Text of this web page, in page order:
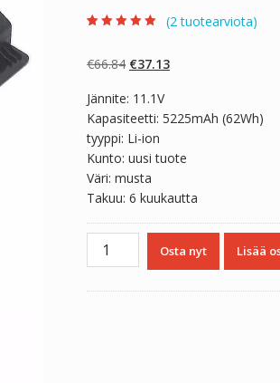
perustuen
asiakkaan
(2 tuotearviota)
€66.84 Alkuperäinen
oli:
€66.84.
€37.13Nykyinen
€37.13.
Jännite: 11.1V
Kapasiteetti: 5225mAh (62Wh)
tyyppi: Li-ion
Kunto: uusi tuote
Väri: musta
Takuu: 6 kuukautta
Kannettavan
Osta nyt Lisää